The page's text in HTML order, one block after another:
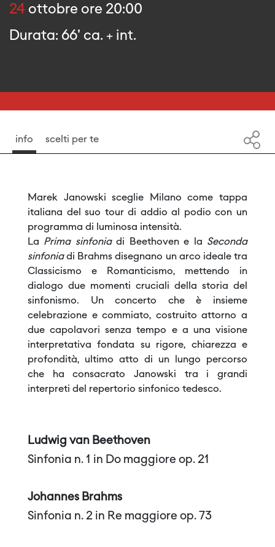
24 ottobre ore 20:00
Durata: 66' ca. + int.
info scelti per te
Marek Janowski sceglie Milano come tappa
italiana del suo tour di addio al podio con un
programma di luminosa intensità.
La Prima sinfoniadi Beethoven e la Seconda
sinfoniadi Brahms disegnano un arco ideale tra
Classicismo e Romanticismo, mettendo in
dialogo due momenti cruciali della storia del
sinfonismo. Un concerto che è insieme
celebrazione e commiato, costruito attorno a
due capolavori senza tempo e a una visione
interpretativa fondata su rigore, chiarezza e
profondità, ultimo atto di un lungo percorso
che ha consacrato Janowski tra i grandi
interpreti del repertorio sinfonico tedesco.
Ludwig van Beethoven
Sinfonia n. 1 in Do maggiore op. 21
Johannes Brahms
Sinfonia n. 2 in Re maggiore op. 73